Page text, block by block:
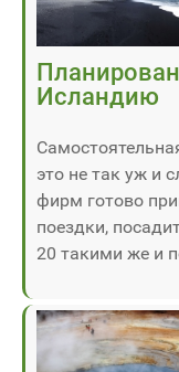
Исландию
это не так уж и
фирм готово
поездки,
20 такими же и